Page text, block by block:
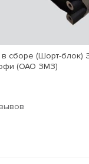
сборе (Шорт-блок)
(ОАО ЗМЗ)